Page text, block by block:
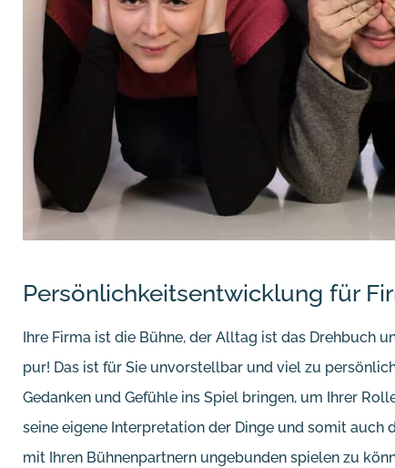
Persönlichkeitsentwicklung für
Ihre Firma ist die Bühne, der Alltag ist das Drehbuch
pur! Das ist für Sie unvorstellbar und viel zu
Gedanken und Gefühle ins Spiel bringen, um Ihrer
seine eigene Interpretation der Dinge und somit auch
mit Ihren Bühnenpartnern ungebunden spielen zu